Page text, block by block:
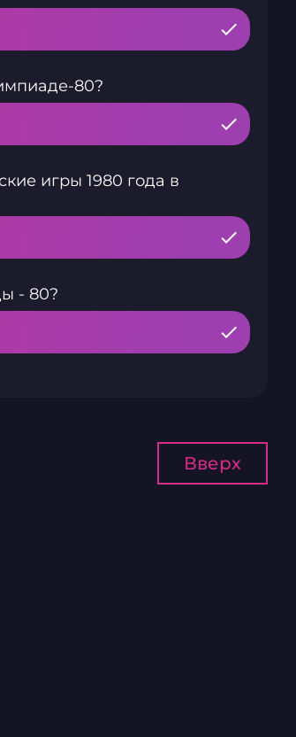
80?
игры 1980 года в
- 80?
Вверх